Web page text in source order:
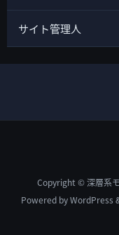
サイト管理人
Copyright © 深層系
Powered byWordPress